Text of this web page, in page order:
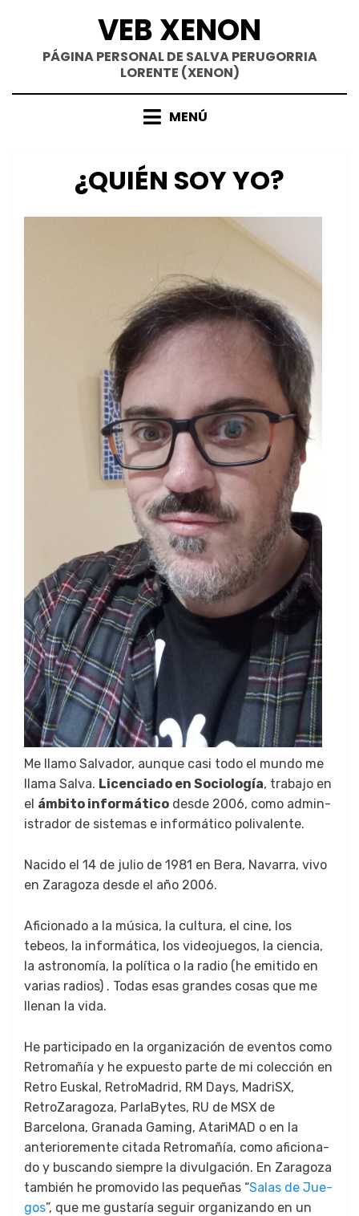
contenido
VEB XENON
PÁGINA PERSONAL DE SALVA PERUGORRIA
LORENTE (XENON)
MENÚ
¿QUIÉN SOY YO?
Me llamo Sal­vador, aunque casi todo el mun­do me
lla­ma Sal­va. Licen­ci­a­do en Soci­ología, tra­ba­jo en
el ámbito infor­máti­co des­de 2006, como admin­
istrador de sis­temas e infor­máti­co poli­va­lente.
Naci­do el 14 de julio de 1981 en Bera, Navar­ra, vivo
en Zaragoza des­de el año 2006.
Afi­ciona­do a la músi­ca, la cul­tura, el cine, los
tebeos, la infor­máti­ca, los video­jue­gos, la cien­cia,
la astronomía, la políti­ca o la radio (he emi­ti­do en
varias radios) . Todas esas grandes cosas que me
llenan la vida.
He par­tic­i­pa­do en la orga­ni­zación de even­tos como
Retro­mañía y he expuesto parte de mi colec­ción en
Retro Euskal, Retro­Madrid, RM Days, MadriSX,
RetroZaragoza, Par­laBytes, RU de MSX de
Barcelona, Grana­da Gam­ing, Atari­MAD o en la
ante­ri­ore­mente cita­da Retro­mañía, como afi­ciona­
do y bus­can­do siem­pre la divul­gación. En Zaragoza
tam­bién he pro­movi­do las pequeñas “Salas de Jue­
gos”, que me gus­taría seguir orga­ni­zan­do en un